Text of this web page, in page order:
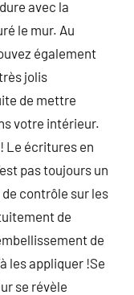
avec la
le mur. Au
également
jolis
de mettre
votre intérieur.
Le écritures en
pas toujours un
contrôle sur les
de
de
les appliquer !Se
se révèle